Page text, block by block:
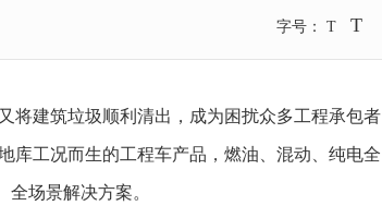
字号： T T
建筑垃圾顺利清出，成为困扰众多工程承包者
库工况而生的工程车产品，燃油、混动、纯电全
场景解决方案。